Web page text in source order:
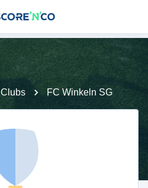
Clubs FC Winkeln SG